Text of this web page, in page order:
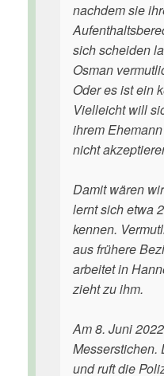
nachdem sie
sich scheiden
Osman
Oder es ist ein
Vielleicht will
ihrem
nicht
Damit wären
lernt sich etwa
kennen.
aus frühere
arbeitet in
zieht zu ihm.
Am 8. Juni
Messerstichen.
und ruft die